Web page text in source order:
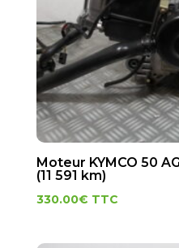
Moteur KYMCO 50
(11 591 km)
330.00€ TTC